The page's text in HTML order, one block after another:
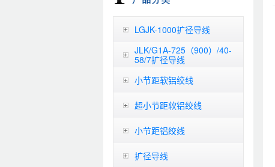
LGJK-1000扩径导线
JLK/G1A-725（900）/40-
58/7扩径导线
小节距软铝绞线
超小节距软铝绞线
小节距铝绞线
扩径导线